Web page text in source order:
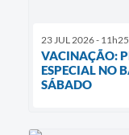
23 JUL 2026 - 11h25
VACINAÇÃO:
ESPECIAL NO
SÁBADO